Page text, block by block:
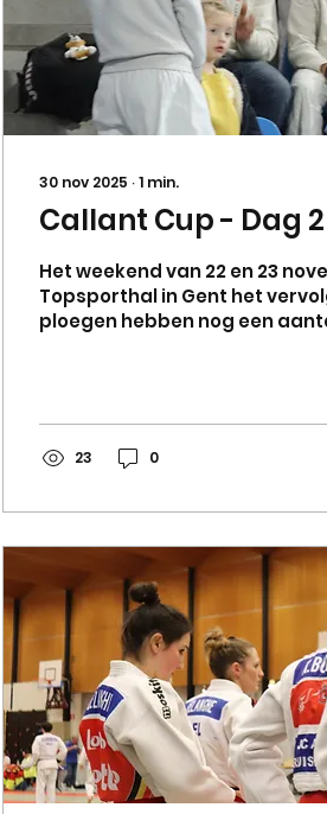
30 nov 2025 ∙1 min.
Callant Cup - Dag
Het weekend van 22 en 23
Topsporthal in Gent het
ploegen hebben nog een
plaats. gezamelijk ontbijt in
plaats voor de damesploeg 2
dames van ploeg 1 om op de
23 0